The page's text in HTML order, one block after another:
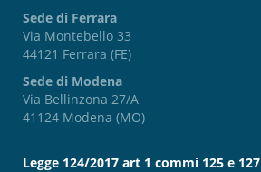
Sede di Ferrara
Via Montebello 33
44121 Ferrara (FE)
Sede di Modena
Via Bellinzona 27/A
41124 Modena (MO)
Legge 124/2017 art 1 commi 125 e 127